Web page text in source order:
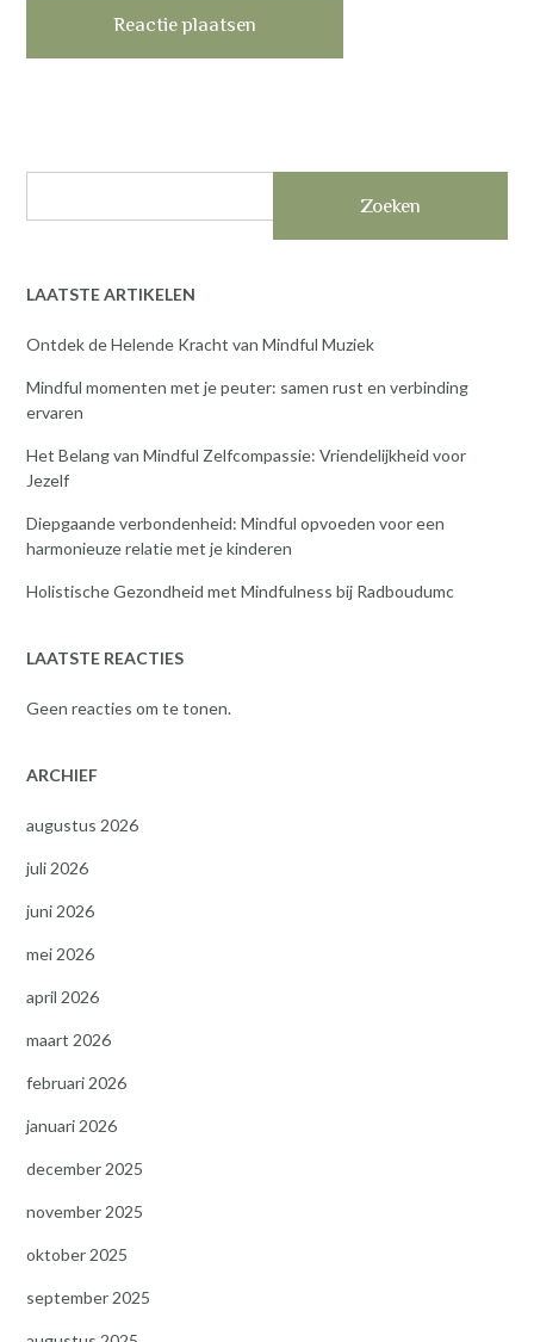
Zoeken
LAATSTE ARTIKELEN
Ontdek de Helende Kracht van Mindful Muziek
Mindful momenten met je peuter: samen rust en verbinding
ervaren
Het Belang van Mindful Zelfcompassie: Vriendelijkheid voor
Jezelf
Diepgaande verbondenheid: Mindful opvoeden voor een
harmonieuze relatie met je kinderen
Holistische Gezondheid met Mindfulness bij Radboudumc
LAATSTE REACTIES
Geen reacties om te tonen.
ARCHIEF
augustus 2026
juli 2026
juni 2026
mei 2026
april 2026
maart 2026
februari 2026
januari 2026
december 2025
november 2025
oktober 2025
september 2025